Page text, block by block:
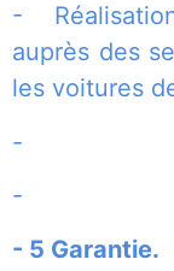
-
auprès des
les voitures
-
-
- 5 Garantie.